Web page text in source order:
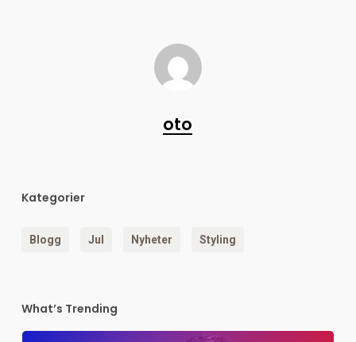
oto
Kategorier
Blogg Jul Nyheter Styling
What’s Trending